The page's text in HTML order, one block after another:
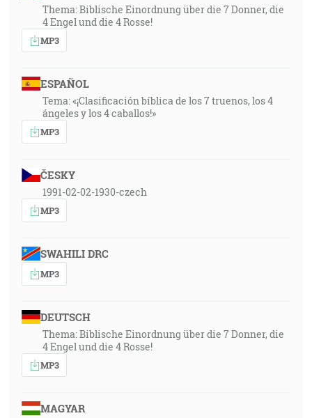
Thema: Biblische Einordnung über die 7 Donner, die
4 Engel und die 4 Rosse!
MP3
ESPAÑOL
Tema: «¡Clasificación bíblica de los 7 truenos, los 4
ángeles y los 4 caballos!»
MP3
ČESKY
1991-02-02-1930-czech
MP3
SWAHILI DRC
MP3
DEUTSCH
Thema: Biblische Einordnung über die 7 Donner, die
4 Engel und die 4 Rosse!
MP3
MAGYAR